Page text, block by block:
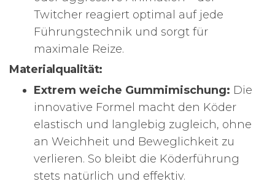
Twitcher reagiert optimal auf jede
Führungstechnik und sorgt für
maximale Reize.
Materialqualität:
Extrem weiche Gummimischung: Die
innovative Formel macht den Köder
elastisch und langlebig zugleich, ohne
an Weichheit und Beweglichkeit zu
verlieren. So bleibt die Köderführung
stets natürlich und effektiv.